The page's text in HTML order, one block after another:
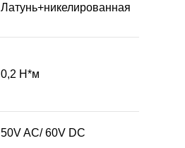
Латунь+никелированная
0,2 Н*м
50V AC/ 60V DC